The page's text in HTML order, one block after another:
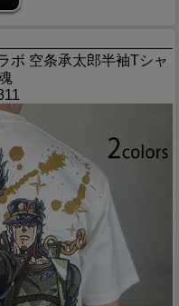
ボ 空条承太郎半袖Tシャ